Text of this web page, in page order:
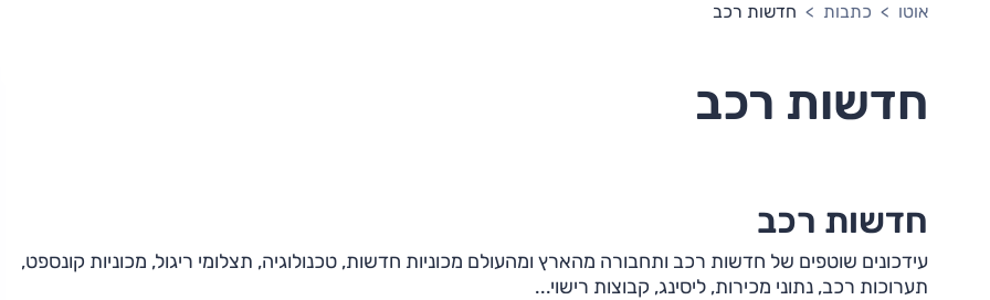
אוטו כתבות חדשות רכב
חדשות רכב
חדשות רכב
עידכונים שוטפים של חדשות רכב ותחבורה מהארץ ומהעולם מכוניות חדשות, טכנולוגיה, תצלומי ריגול, מכוניות קונספט,
תערוכות רכב, נתוני מכירות, ליסינג, קבוצות רישוי...